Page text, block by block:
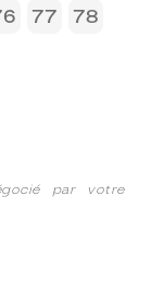
77
78
par votre